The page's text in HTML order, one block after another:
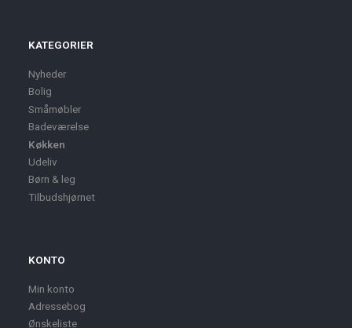
KATEGORIER
Nyheder
Bolig
Småmøbler
Badeværelse
Køkken
Udeliv
Børn & leg
Tilbudshjørnet
KONTO
Min konto
Adressebog
Ønskeliste